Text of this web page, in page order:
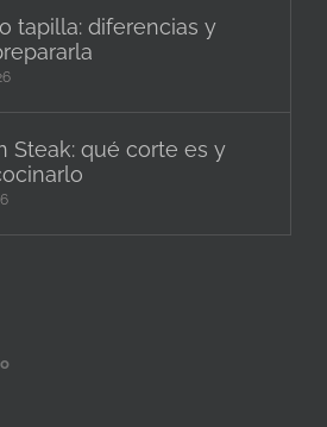
tapilla: diferencias y
Steak: qué corte es y